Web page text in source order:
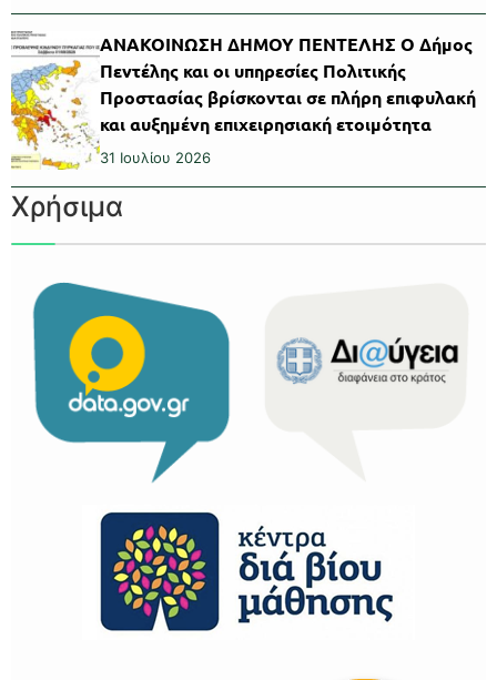
ΑΝΑΚΟΙΝΩΣΗ ΔΗΜΟΥ ΠΕΝΤΕΛΗΣ Ο Δήμος
Πεντέλης και οι υπηρεσίες Πολιτικής
Προστασίας βρίσκονται σε πλήρη επιφυλακή
και αυξημένη επιχειρησιακή ετοιμότητα
31 Ιουλίου 2026
Χρήσιμα